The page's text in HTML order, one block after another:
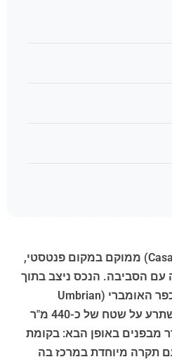
קזאלה לה ואלה (Casale la Valle) ממוקם במקום פנטסטי,
עם הסביבה. הנכס ניצב בתוך
ההקשר הנופי הנפלא של הכפר האומברי (Umbrian
countryside). בית החווה משתרע על שטח של כ-440 מ"ר
ומסודר מבפנים באופן הבא: בקומת
תקרה מיוחדת במרכז בה